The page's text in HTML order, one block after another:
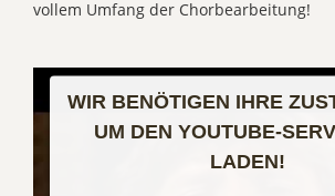
vollem Umfang der Chorbearbeitung!
WIR BENÖTIGEN IHRE
UM DEN YOUTUBE-
LADEN!